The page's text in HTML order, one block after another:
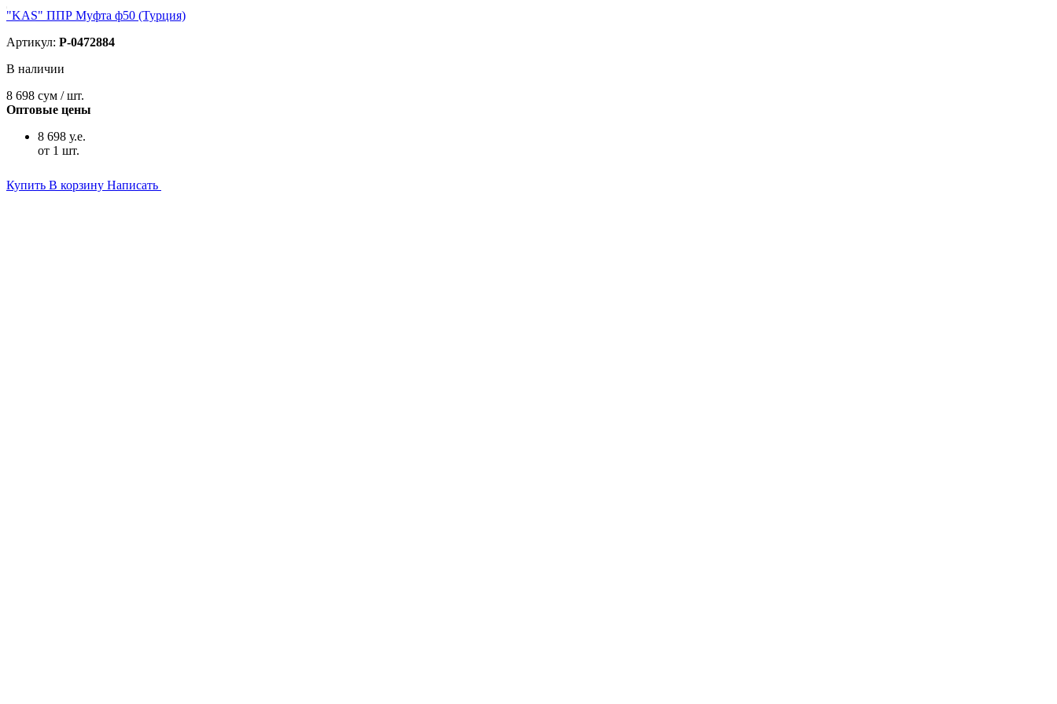
"KAS" ППР Муфта ф50 (Турция)
Артикул: P-0472884
В наличии
8 698 сум / шт.
Оптовые цены
8 698 у.е.
от 1 шт.
Купить В корзину Написать